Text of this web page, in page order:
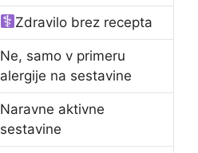
Zdravilo brez recepta
Ne, samo v primeru
alergije na sestavine
Naravne aktivne
sestavine